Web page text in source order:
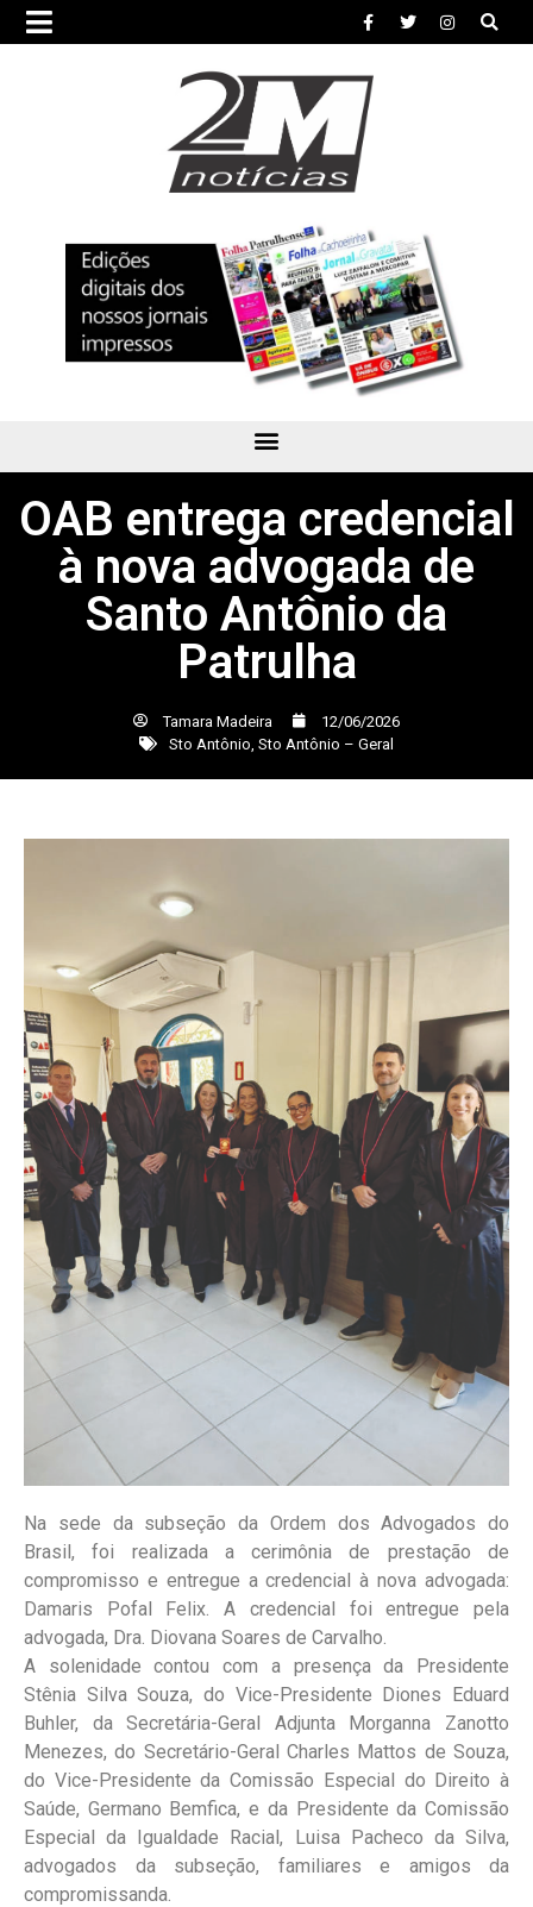
OAB entrega credencial
à nova advogada de
Santo Antônio da
Patrulha
Tamara Madeira
12/06/2026
Sto Antônio Sto Antônio – Geral
Na sede da subseção da Ordem dos Advogados do
Brasil, foi realizada a cerimônia de prestação de
compromisso e entregue a credencial à nova advogada:
Damaris Pofal Felix. A credencial foi entregue pela
advogada, Dra. Diovana Soares de Carvalho.
A solenidade contou com a presença da Presidente
Stênia Silva Souza, do Vice-Presidente Diones Eduard
Buhler, da Secretária-Geral Adjunta Morganna Zanotto
Menezes, do Secretário-Geral Charles Mattos de Souza,
do Vice-Presidente da Comissão Especial do Direito à
Saúde, Germano Bemfica, e da Presidente da Comissão
Especial da Igualdade Racial, Luisa Pacheco da Silva,
advogados da subseção, familiares e amigos da
compromissanda.